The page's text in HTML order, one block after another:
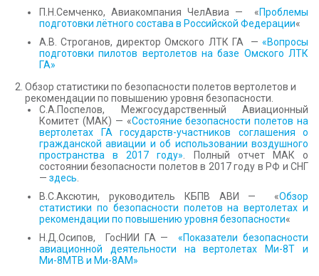
П.Н.Семченко, Авиакомпания ЧелАвиа — «Проблемы
подготовки лётного состава в Российской Федерации«
А.В. Строганов, директор Омского ЛТК ГА — «Вопросы
подготовки пилотов вертолетов на базе Омского ЛТК
ГА»
Обзор статистики по безопасности полетов вертолетов и
рекомендации по повышению уровня безопасности.
С.А.Поспелов, Межгосударственный Авиационный
Комитет (МАК) — «Состояние безопасности полетов на
вертолетах ГА государств-участников соглашения о
гражданской авиации и об использовании воздушного
пространства в 2017 году» . Полный отчет МАК о
состоянии безопасности полетов в 2017 году в РФ и СНГ
— здесь
В.С.Аксютин, руководитель КБПВ АВИ — «Обзор
статистики по безопасности полетов на вертолетах и
рекомендации по повышению уровня безопасности«
Н.Д.Осипов, ГосНИИ ГА —«Показатели безопасности
авиационной деятельности на вертолетах Ми-8Т и
Ми-8МТВ и Ми-8АМ»